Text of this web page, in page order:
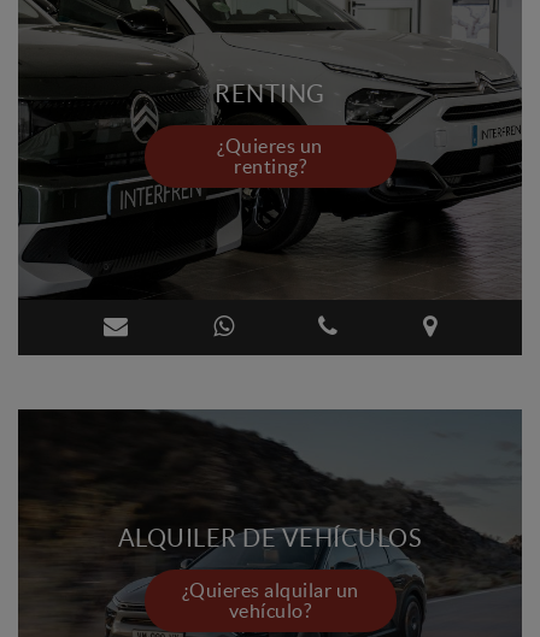
RENTING
¿Quieres un
renting?
ALQUILER DE VEHÍCULOS
¿Quieres alquilar un
vehículo?